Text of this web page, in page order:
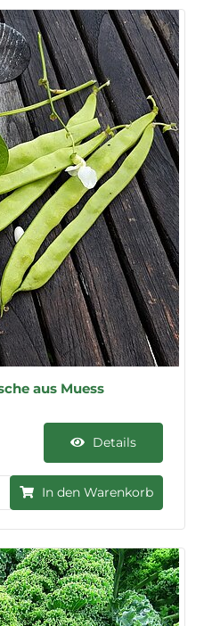
aus Muess
Details
In den Warenkorb